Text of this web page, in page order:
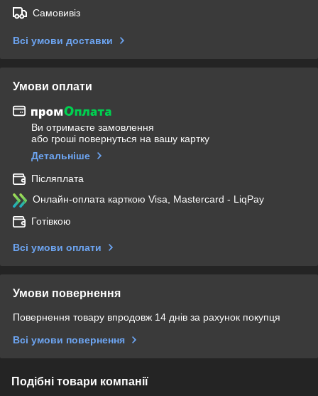
Самовивіз
Всі умови доставки
Умови оплати
Ви отримаєте замовлення
або гроші повернуться на вашу картку
Детальніше
Післяплата
Онлайн-оплата карткою Visa, Mastercard - LiqPay
Готівкою
Всі умови оплати
Умови повернення
Повернення товару впродовж 14 днів за рахунок покупця
Всі умови повернення
Подібні товари компанії